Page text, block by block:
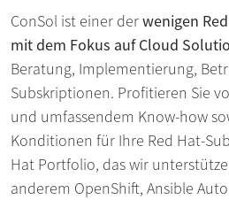
ConSol ist einer derwenigen
mit dem Fokus auf Cloud
Beratung, Implementierung,
Subskriptionen. Profitieren Sie
und umfassendem Know-how
Konditionen für Ihre Red Hat-
Hat Portfolio, das wir
anderem OpenShift, Ansible